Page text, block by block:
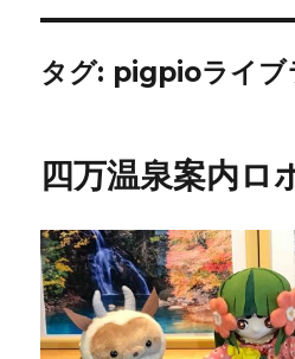
タグ: pigpioライブ
四万温泉案内ロ